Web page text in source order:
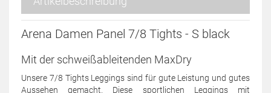
Arena Damen Panel 7/8 Tights - S black
Mit der schweißableitenden MaxDry
Unsere 7/8 Tights Leggings sind für gute Leistung und gutes
Aussehen gemacht. Diese sportlichen Leggings mit